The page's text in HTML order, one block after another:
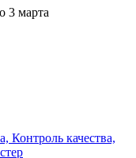
3 марта
Контроль качества,